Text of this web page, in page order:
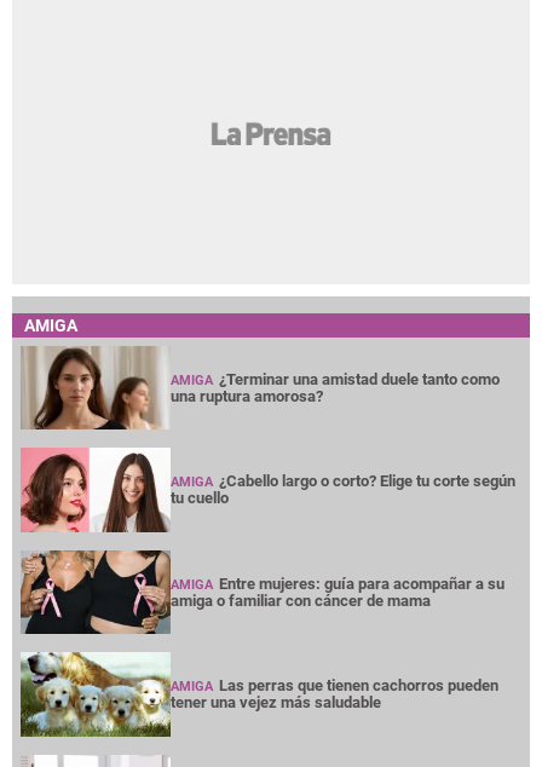
AMIGA
AMIGA ¿Terminar una amistad duele tanto como
una ruptura amorosa?
AMIGA ¿Cabello largo o corto? Elige tu corte según
tu cuello
AMIGA Entre mujeres: guía para acompañar a su
amiga o familiar con cáncer de mama
AMIGA Las perras que tienen cachorros pueden
tener una vejez más saludable